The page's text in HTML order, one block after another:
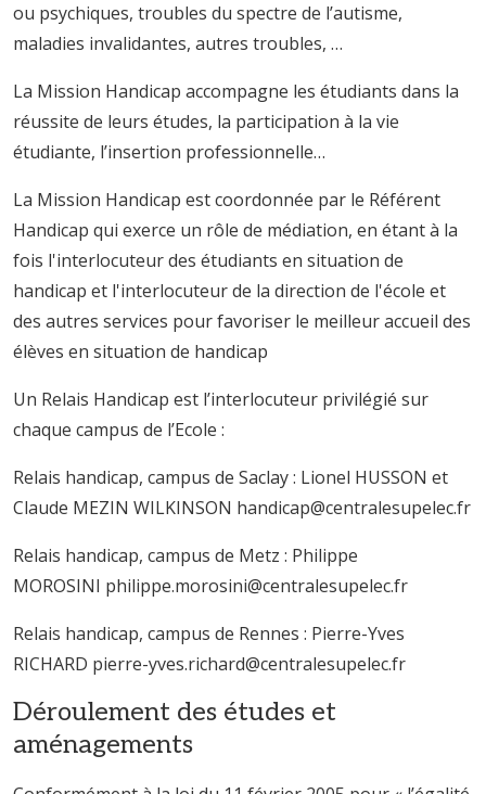
ou psychiques, troubles du spectre de l’autisme,
maladies invalidantes, autres troubles, …
La Mission Handicap accompagne les étudiants dans la
réussite de leurs études, la participation à la vie
étudiante, l’insertion professionnelle…
La Mission Handicap est coordonnée par le Référent
Handicap qui exerce un rôle de médiation, en étant à la
fois l'interlocuteur des étudiants en situation de
handicap et l'interlocuteur de la direction de l'école et
des autres services pour favoriser le meilleur accueil des
élèves en situation de handicap
Un Relais Handicap est l’interlocuteur privilégié sur
chaque campus de l’Ecole :
Relais handicap, campus de Saclay : Lionel HUSSON et
Claude MEZIN WILKINSON handicap@centralesupelec.fr
Relais handicap, campus de Metz : Philippe
MOROSINI philippe.morosini@centralesupelec.fr
Relais handicap, campus de Rennes : Pierre-Yves
RICHARD pierre-yves.richard@centralesupelec.fr
Déroulement des études et
aménagements